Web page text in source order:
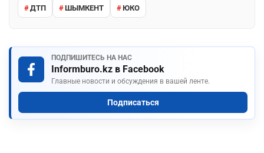
ДТП ШЫМКЕНТ ЮКО
ПОДПИШИТЕСЬ НА НАС
Informburo.kz в Facebook
Главные новости и обсуждения в вашей ленте.
Подписаться